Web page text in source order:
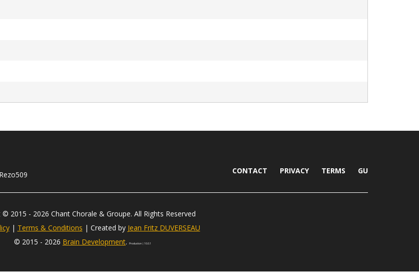
Rezo509 CONTACT PRIVACY TERMS GU
© 2015 - 2026 Chant Chorale & Groupe. All Rights Reserved
| Terms & Conditions | Created by Jean Fritz DUVERSEAU
© 2015 - 2026 Brain Development. Production | 10.0.1